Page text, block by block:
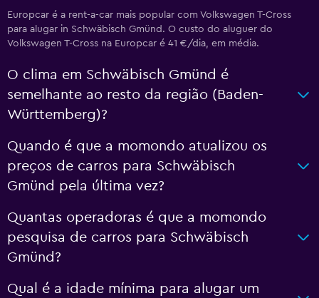
Europcar é a rent-a-car mais popular com Volkswagen T-Cross
para alugar in Schwäbisch Gmünd. O custo do aluguer do
Volkswagen T-Cross na Europcar é 41 €/dia, em média.
O clima em Schwäbisch Gmünd é
semelhante ao resto da região (Baden-
Württemberg)?
Quando é que a momondo atualizou os
preços de carros para Schwäbisch
Gmünd pela última vez?
Quantas operadoras é que a momondo
pesquisa de carros para Schwäbisch
Gmünd?
Qual é a idade mínima para alugar um